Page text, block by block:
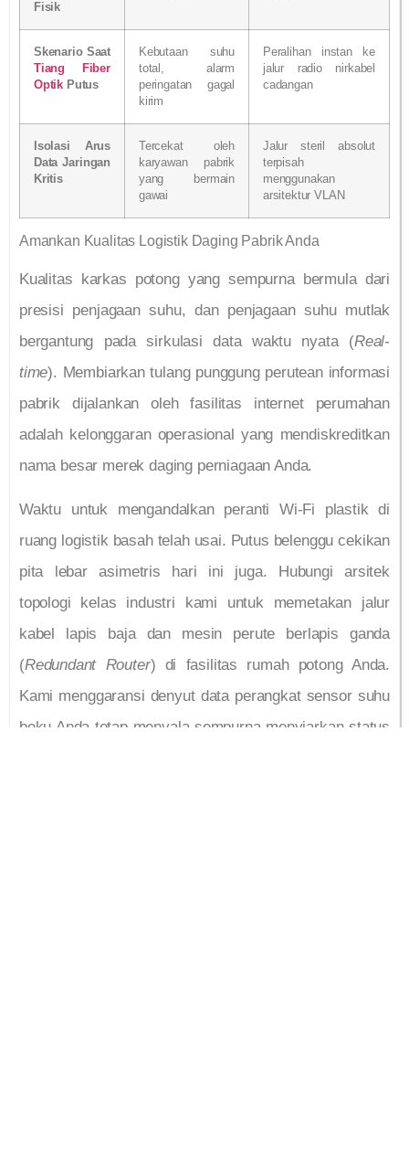
Fisik
Skenario Saat
Tiang Fiber
Optik Putus
Kebutaan suhu
total, alarm
peringatan gagal
kirim
Peralihan instan ke
jalur radio nirkabel
cadangan
Isolasi Arus
Data Jaringan
Kritis
Tercekat oleh
karyawan pabrik
yang bermain
gawai
Jalur steril absolut
terpisah
menggunakan
arsitektur VLAN
Amankan Kualitas Logistik Daging Pabrik Anda
Kualitas karkas potong yang sempurna bermula dari
presisi penjagaan suhu, dan penjagaan suhu mutlak
bergantung pada sirkulasi data waktu nyata (Real-
time). Membiarkan tulang punggung perutean informasi
pabrik dijalankan oleh fasilitas internet perumahan
adalah kelonggaran operasional yang mendiskreditkan
nama besar merek daging perniagaan Anda.
Waktu untuk mengandalkan peranti Wi-Fi plastik di
ruang logistik basah telah usai. Putus belenggu cekikan
pita lebar asimetris hari ini juga. Hubungi arsitek
topologi kelas industri kami untuk memetakan jalur
kabel lapis baja dan mesin perute berlapis ganda
(Redundant Router) di fasilitas rumah potong Anda.
Kami menggaransi denyut data perangkat sensor suhu
beku Anda tetap menyala sempurna menyiarkan status